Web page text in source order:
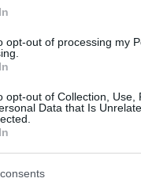
opt-out of processing my
opt-out of Collection,
Data that Is
protothema.gr στο